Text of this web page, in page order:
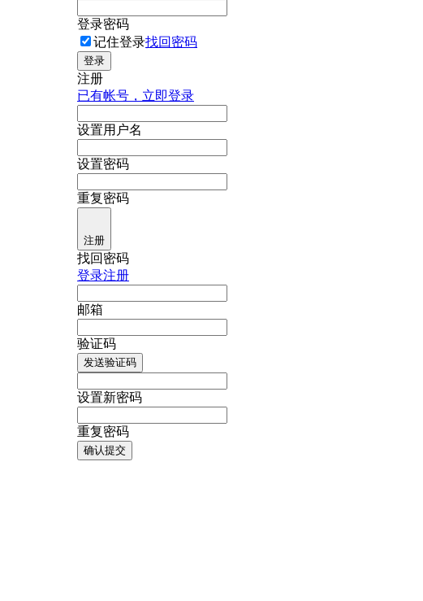
登录密码
记住登录找回密码
登录
注册
已有帐号，立即登录
设置用户名
设置密码
重复密码
注册
找回密码
登录注册
邮箱
验证码
发送验证码
设置新密码
重复密码
确认提交